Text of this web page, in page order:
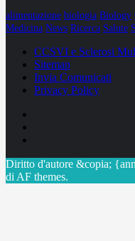
alimentazione biologia Biology
Medicina News Ricerca Salute
CCSVI e Sclerosi
Sitemap
Invia Comunicati
Privacy Policy
Diritto d'autore &copia;
di AF themes.